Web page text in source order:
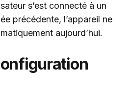
s’est connecté à un
précédente, l’appareil ne
aujourd’hui.